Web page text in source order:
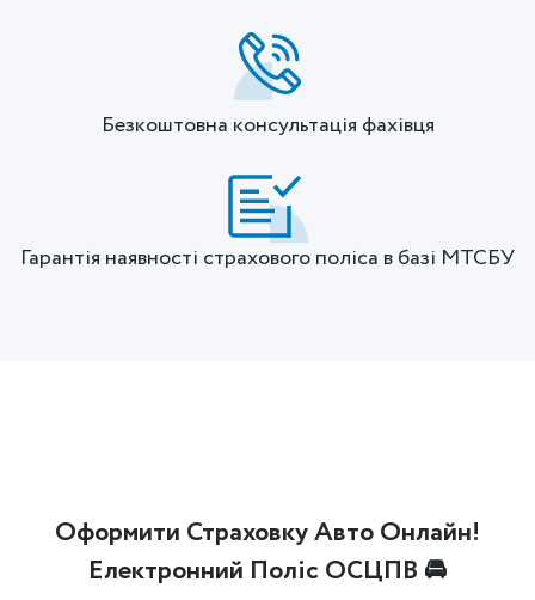
Безкоштовна консультація фахівця
Гарантія наявності страхового поліса в базі МТСБУ
Оформити Страховку Авто Онлайн!
Електронний Поліс ОСЦПВ 🚘